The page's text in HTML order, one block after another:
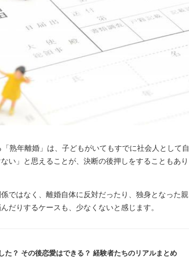
熟年離婚」は、子どもがいてもすでに社会人として自
い」と思えることが、決断の後押しをすることもあり
ではなく、離婚自体に反対だったり、独身となった親
だりするケースも、少なくないと感じます。
た？ その後恋愛はできる？ 経験者たちのリアルまとめ